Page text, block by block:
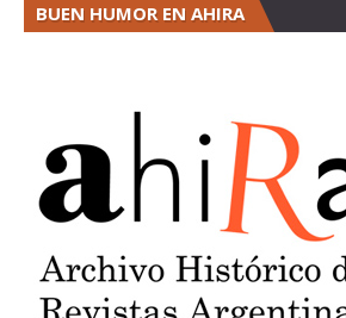
BUEN HUMOR EN AHIRA